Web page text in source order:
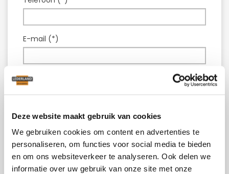
Deze website maakt gebruik van cookies
We gebruiken cookies om content en advertenties te
personaliseren, om functies voor social media te bieden
en om ons websiteverkeer te analyseren. Ook delen we
informatie over uw gebruik van onze site met onze
E-mail (*)
Model :